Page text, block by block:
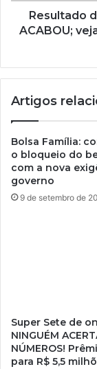
Resultado
ACABOU;
Artigos
Bolsa Família:
o bloqueio do
com a nova
governo
9 de setembro de
Super Sete de
NINGUÉM
NÚMEROS!
para R$ 5,5